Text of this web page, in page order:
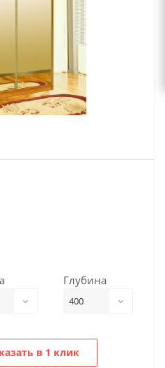
Глубина
400
в 1 клик